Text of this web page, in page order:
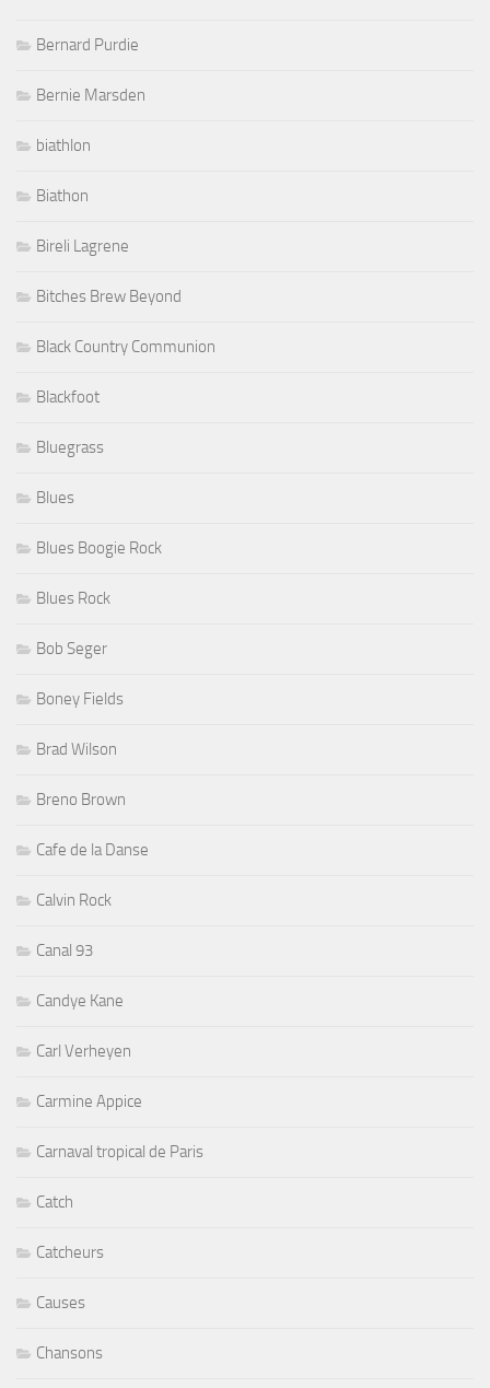
Bernard Purdie
Bernie Marsden
biathlon
Biathon
Bireli Lagrene
Bitches Brew Beyond
Black Country Communion
Blackfoot
Bluegrass
Blues
Blues Boogie Rock
Blues Rock
Bob Seger
Boney Fields
Brad Wilson
Breno Brown
Cafe de la Danse
Calvin Rock
Canal 93
Candye Kane
Carl Verheyen
Carmine Appice
Carnaval tropical de Paris
Catch
Catcheurs
Causes
Chansons